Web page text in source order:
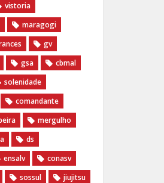
vistoria
maragogi
gv
gsa
cbmal
solenidade
comandante
mergulho
ds
ensalv
conasv
sossul
jiujitsu